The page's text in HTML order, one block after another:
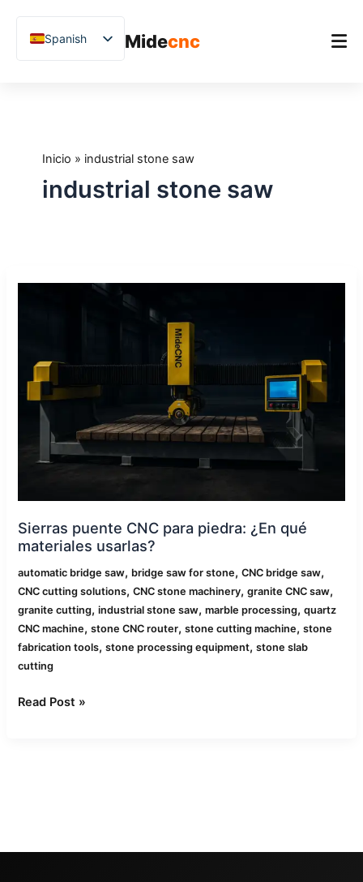
Midecnc
Aplicaciones
Blog
Spanish
English
Arabic
Inicio » industrial stone saw
industrial stone saw
Sierras puente CNC para piedra: ¿En qué
materiales usarlas?
automatic bridge saw, bridge saw for stone,CNC bridge saw,
CNC cutting solutions,CNC stone machinery,granite CNC saw,
granite cutting,industrial stone saw,marble processing,quartz
CNC machine,stone CNC router,stone cutting machine,stone
fabrication tools,stone processing equipment,stone slab
cutting
¿En
qué
materiales
usarlas?
Read Post »